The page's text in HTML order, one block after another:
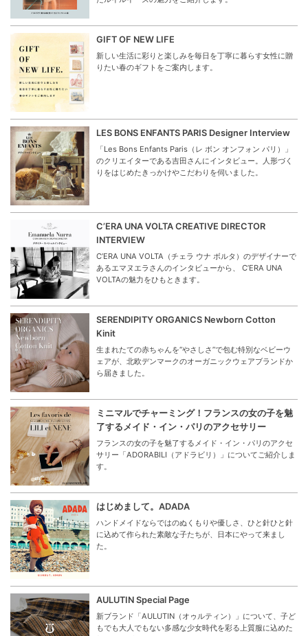
GIFT OF NEW LIFE
新しい生活に彩りと楽しみを毎日を丁寧に暮らす女性に贈
りたい春のギフトをご案内します。
LES BONS ENFANTS PARIS Designer Interview
「Les Bons Enfants Paris（レ ボン オンフォン パリ）」
のクリエイターである吉田さんにインタビュー。人形づく
りをはじめたきっかけやこだわりを伺いました。
C’ERA UNA VOLTA CREATIVE DIRECTOR
INTERVIEW
C’ERA UNA VOLTA（チェラ ウナ ボルタ）のデザイナーで
あるエマヌエラさんのインタビューから、 C’ERA UNA
VOLTAの魅力をひもときます。
SERENDIPITY ORGANICS Newborn Cotton
Kinit
生まれたての赤ちゃんを“やさしさ”で包む特別なベビーウ
ェアが、北欧デンマークのオーガニックウェアブランドか
ら届きました。
ミニマルでチャーミング！フランスの女の子を魅
了するメイド・イン・パリのアクセサリー
フランスの女の子を魅了するメイド・イン・パリのアクセ
サリー「ADORABILI（アドラビリ）」についてご紹介しま
す。
はじめまして。ADADA
ハンドメイドならではのぬくもりや優しさ、ひと針ひと針
に込めて作られた素敵な子たちが、日本にやって来まし
た。
AULUTIN Special Page
新ブランド「AULUTIN（オゥルティン）」について、子ど
もでも大人でもない多感な少女時代を彩る上質服に込めた